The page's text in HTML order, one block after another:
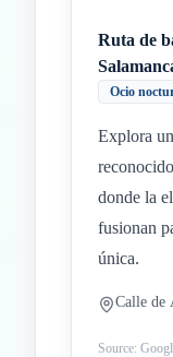
Ruta de
Ocio
Explora
donde la
fusionan
única.
Calle de
Source: